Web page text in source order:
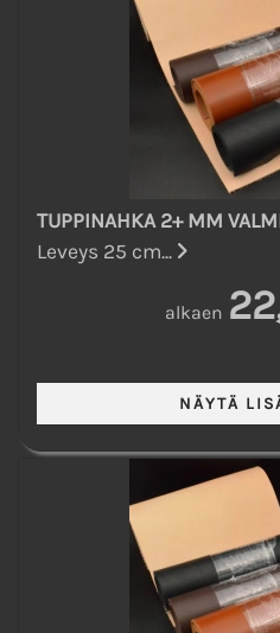
TUPPINAHKA 2+ MM
Leveys 25 cm...
alkaen